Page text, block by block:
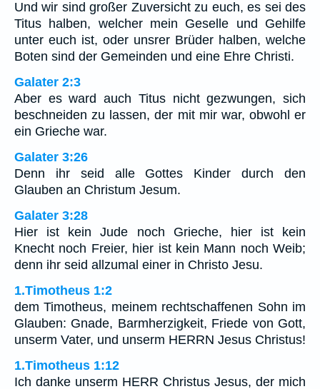
Und wir sind großer Zuversicht zu euch, es sei des
Titus halben, welcher mein Geselle und Gehilfe
unter euch ist, oder unsrer Brüder halben, welche
Boten sind der Gemeinden und eine Ehre Christi.
Galater 2:3
Aber es ward auch Titus nicht gezwungen, sich
beschneiden zu lassen, der mit mir war, obwohl er
ein Grieche war.
Galater 3:26
Denn ihr seid alle Gottes Kinder durch den
Glauben an Christum Jesum.
Galater 3:28
Hier ist kein Jude noch Grieche, hier ist kein
Knecht noch Freier, hier ist kein Mann noch Weib;
denn ihr seid allzumal einer in Christo Jesu.
1.Timotheus 1:2
dem Timotheus, meinem rechtschaffenen Sohn im
Glauben: Gnade, Barmherzigkeit, Friede von Gott,
unserm Vater, und unserm HERRN Jesus Christus!
1.Timotheus 1:12
Ich danke unserm HERR Christus Jesus, der mich